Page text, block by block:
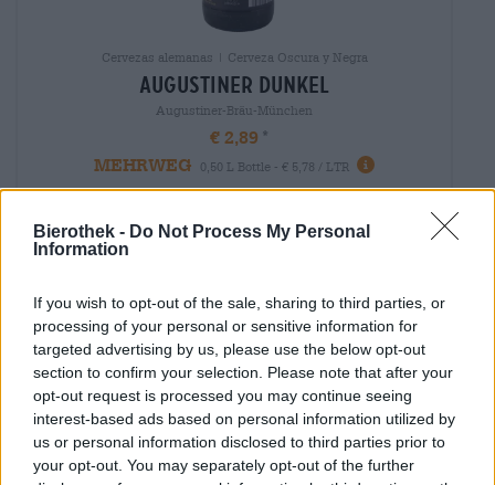
Bierothek - Do Not Process My Personal
Information
If you wish to opt-out of the sale, sharing to third parties, or
processing of your personal or sensitive information for
targeted advertising by us, please use the below opt-out
section to confirm your selection. Please note that after your
opt-out request is processed you may continue seeing
interest-based ads based on personal information utilized by
us or personal information disclosed to third parties prior to
your opt-out. You may separately opt-out of the further
Cervezas alemanas | Cerveza Oscura y Negra
augustiner dunkel
Augustiner-Bräu-München
€ 2,89
MEHRWEG
0,50 L Bottle - € 5,78 / LTR